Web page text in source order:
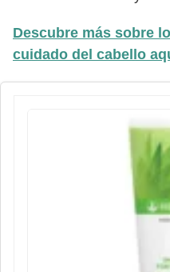
Descubre más sobre
cuidado del cabello